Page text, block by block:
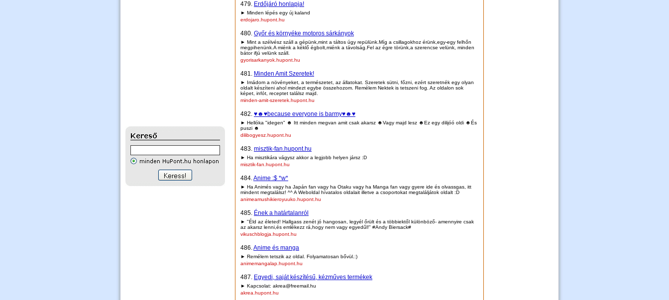
479. Erdőjáró honlapja!
► Minden lépés egy új kaland
erdojaro.hupont.hu
480. Győr és környéke motoros sárkányok
► Mint a szélvész száll a gépünk,mint a táltos úgy repülünk.Míg a csillagokhoz érünk,egy-egy felhőn
megpihenünk.A miénk a kéklő égbolt,miénk a távolság.Fel az égre törünk,a szerencse velünk, minden
bátor ifjú velünk száll.
gyorisarkanyok.hupont.hu
481. Minden Amit Szeretek!
► Imádom a növényeket, a természetet, az állatokat. Szeretek sütni, főzni, ezért szeretnék egy olyan
oldalt készíteni ahol mindezt egybe összehozom. Remélem Nektek is tetszeni fog. Az oldalon sok
képet, infót, receptet találsz majd.
minden-amit-szeretek.hupont.hu
482. ♥☻♥because everyone is barmy♥☻♥
► Hellóka "idegen" ☻ Itt minden megvan amit csak akarsz ☻Vagy majd lesz ☻Ez egy dilijóó oldi ☻És
puszi ☻
dilibogyesz.hupont.hu
483. misztik-fan.hupont.hu
► Ha misztikára vágysz akkor a legjobb helyen jársz :D
misztik-fan.hupont.hu
484.Anime :$ *w*
► Ha Animés vagy ha Japán fan vagy ha Otaku vagy ha Manga fan vagy gyere ide és olvassgas, itt
mindent megtalálsz! ^^ A Weboldal hívatalos oldalait illetve a csoportokat megtaláljátok oldalt :D
animeamushikieroyuuko.hupont.hu
485. Ének a határtalanról
► "Éld az életed! Hallgass zenét jó hangosan, legyél őrült és a többiektől különböző- amennyire csak
az akarsz lenni,és emlékezz rá,hogy nem vagy egyedűl!" #Andy Biersack#
vikuschblogja.hupont.hu
486.Anime és manga
► Remélem tetszik az oldal. Folyamatosan bővül.:)
animemangalap.hupont.hu
487. Egyedi, saját készítésű, kézműves termékek
► Kapcsolat: akrea@freemail.hu
akrea.hupont.hu